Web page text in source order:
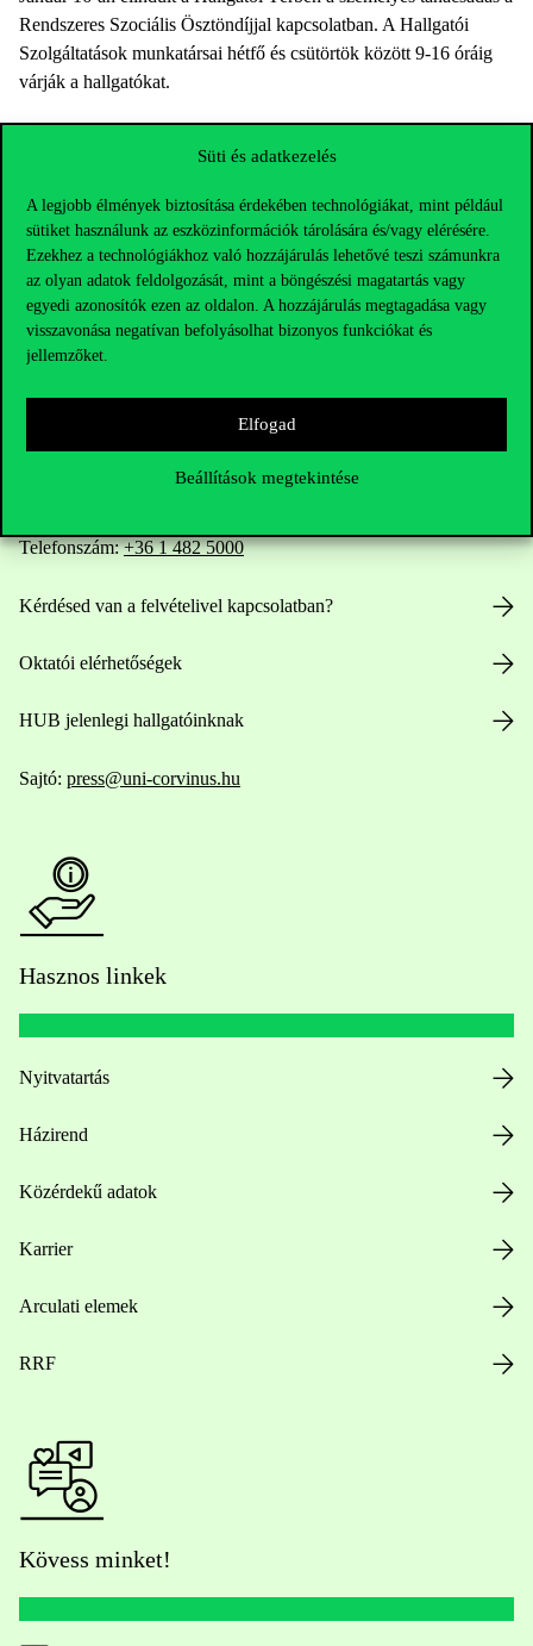
Süti és adatkezelés
A legjobb élmények biztosítása érdekében technológiákat, mint például
sütiket használunk az eszközinformációk tárolására és/vagy elérésére.
Ezekhez a technológiákhoz való hozzájárulás lehetővé teszi számunkra
az olyan adatok feldolgozását, mint a böngészési magatartás vagy
egyedi azonosítók ezen az oldalon. A hozzájárulás megtagadása vagy
visszavonása negatívan befolyásolhat bizonyos funkciókat és
jellemzőket.
Elfogad
Beállítások megtekintése
Rendszeres Szociális Ösztöndíjjal kapcsolatban. A Hallgatói
Szolgáltatások munkatársai hétfő és csütörtök között 9-16 óráig
várják a hallgatókat.
Telefonszám:+36 1 482 5000
Kérdésed van a felvételivel kapcsolatban?
Oktatói elérhetőségek
HUB jelenlegi hallgatóinknak
Sajtó: press@uni-corvinus.hu
Hasznos linkek
Nyitvatartás
Házirend
Közérdekű adatok
Karrier
Arculati elemek
RRF
Kövess minket!